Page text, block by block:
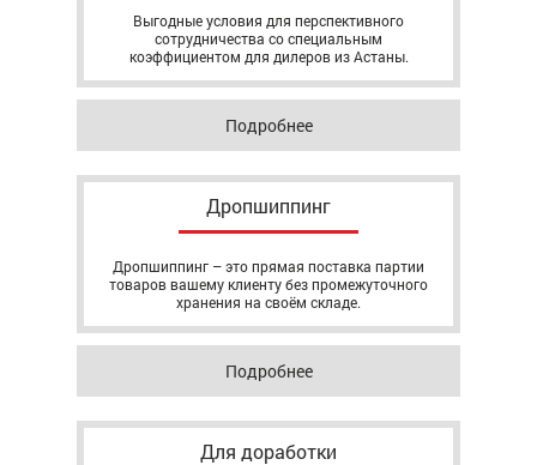
Выгодные условия для перспективного
сотрудничества со специальным
коэффициентом для дилеров из Астаны.
Подробнее
Дропшиппинг
Дропшиппинг – это прямая поставка партии
товаров вашему клиенту без промежуточного
хранения на своём складе.
Подробнее
Для доработки